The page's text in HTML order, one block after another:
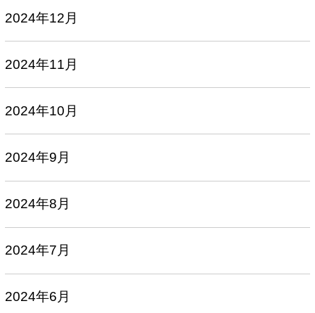
2024年12月
2024年11月
2024年10月
2024年9月
2024年8月
2024年7月
2024年6月